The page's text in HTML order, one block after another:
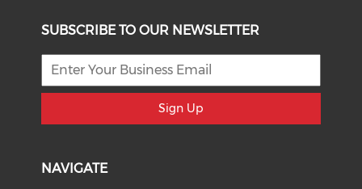
SUBSCRIBE TO OUR NEWSLETTER
Sign Up
NAVIGATE